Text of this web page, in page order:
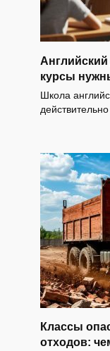
курсы
Школа
действительно
Классы
отходов: